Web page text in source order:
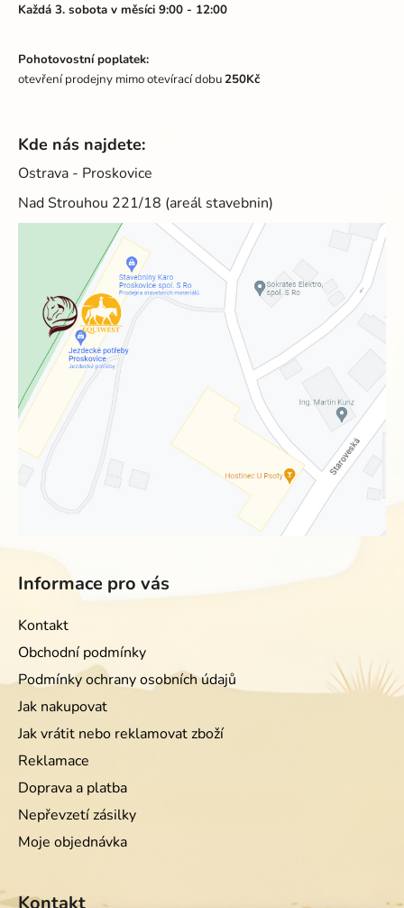
Každá 3. sobota v měsíci 9:00 - 12:00
Pohotovostní poplatek:
otevření prodejny mimo otevírací dobu250Kč
Kde nás najdete:
Ostrava - Proskovice
Nad Strouhou 221/18 (areál stavebnin)
Informace pro vás
Kontakt
Obchodní podmínky
Podmínky ochrany osobních údajů
Jak nakupovat
Jak vrátit nebo reklamovat zboží
Reklamace
Doprava a platba
Nepřevzetí zásilky
Moje objednávka
Kontakt